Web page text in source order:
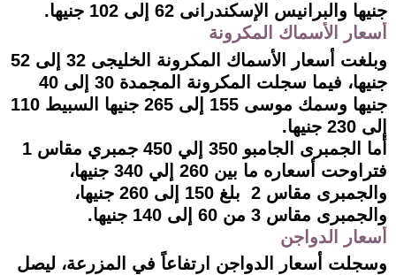
جنيها والبرانيس الإسكندرانى 62 إلى 102 جنيها.
أسعار الأسماك المكرونة
وبلغت أسعار الأسماك المكرونة الخليجى 32 إلى 52
جنيها، فيما سجلت المكرونة المجمدة 30 إلى 40
جنيها وسمك موسى 155 إلى 265 جنيها السبيط 110
إلى 230 جنيها.
أما الجمبرى الجامبو 350 إلي 450 جمبري مقاس 1
فتراوحت أسعاره ما بين 260 إلي 340 جنيها،
والجمبرى مقاس 2 بلغ 150 إلى 260 جنيها،
والجمبرى مقاس 3 من 60 إلى 140 جنيها.
أسعار الدواجن
وسجلت أسعار الدواجن ارتفاعاً في المزرعة، ليصل